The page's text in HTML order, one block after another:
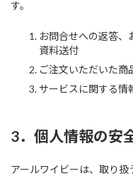
す。
お問合せへの返答、
資料送付
ご注文いただいた商
サービスに関する情
3．個人情報の安
アールワイビーは、取り